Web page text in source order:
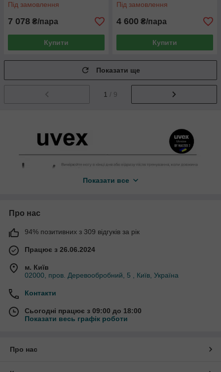
Під замовлення
7 078 ₴/пара
Купити
Під замовлення
4 600 ₴/пара
Купити
Показати ще
1 / 9
Однією з найголовніших складових ефективної і безпечної
праці єкомфортне, надійне і безпечне взуття
застосування якого обов'язкове при виконанні більшості
Показати все
Про нас
94% позитивних з 309 відгуків за рік
Працює з 26.06.2024
м. Київ
02000, пров. Деревообробний, 5 , Київ, Україна
Контакти
Сьогодні працює з 09:00 до 18:00
Показати весь графік роботи
Про нас